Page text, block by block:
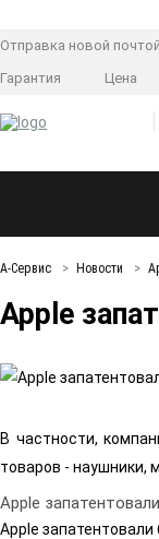
Отправка новой почтой
Гарантия
Цена
А-Сервис Новости
Apple
В частности,
товаров - наушники,
Apple
Apple